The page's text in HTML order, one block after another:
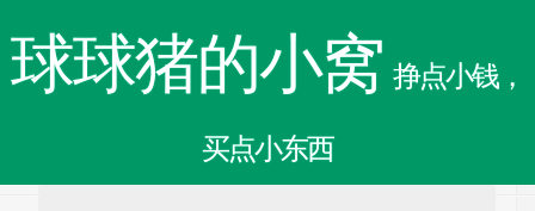
球球猪的小窝 挣点小钱，
买点小东西